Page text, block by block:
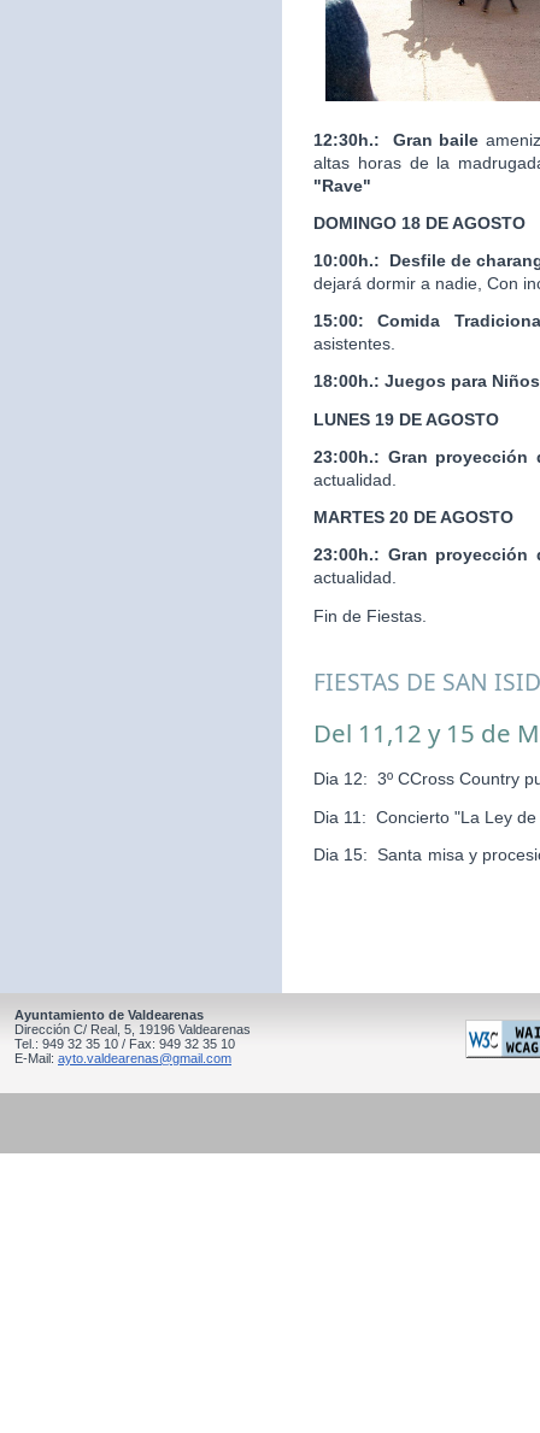
12:30h.: Gran baile
altas horas de la
"Rave"
DOMINGO 18 DE AGOSTO
10:00h.:
Desfile de
dejará dormir a nadie, Con
15:00: Comida
asistentes.
18:00h.: Juegos para Niños
LUNES 19 DE AGOSTO
23:00h.: Gran proyección
actualidad.
MARTES 20 DE AGOSTO
23:00h.: Gran proyección
actualidad.
Fin de Fiestas.
FIESTAS DE SAN
Del 11,12 y 15 de
Dia 12: 3º CCross Country
Dia 11: Concierto "La Ley
Dia 15: Santa misa y
Ayuntamiento de Valdearenas
Dirección C/ Real, 5, 19196 Valdearenas
Tel.: 949 32 35 10 / Fax: 949 32 35 10
E-Mail: ayto.valdearenas@gmail.com